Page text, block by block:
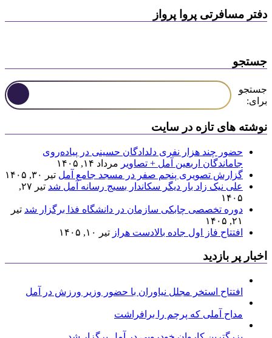
دفتر مسافرتی پروا پرواز
جستجو
جستجو
برای:
نوشته های تازه در سایت
حضور چند هزار نفری دلدادگان حسینی در پیاده‌روی
جاماندگان اربعین آمل + تصاویر مرداد ۱۴, ۱۴۰۵
گزارش تصویری پنجم صفر در مسجد جامع آمل تیر ۳۰, ۱۴۰۵
علی نیک زاد بار دیگر سکاندار بسیج رسانه آمل شد
تیر ۲۷,
۱۴۰۵
دوره تخصصی چابکی سازمان در دانشگاه فذا برگزار شد تیر
۲۱, ۱۴۰۵
افتتاح فاز اول جاده بالادست هراز تیر ۱۰, ۱۴۰۵
اخبار پر بازدید
افتتاح استخر مجلل نیاوران با حضور وزیر ورزش در آمل
مداح آملی که پرچم را برافراشت